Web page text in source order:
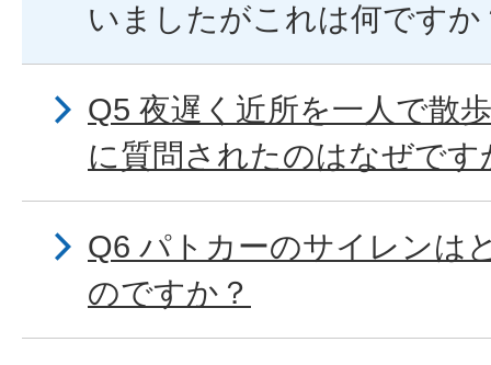
いましたがこれは何ですか
Q5 夜遅く近所を一人で散
に質問されたのはなぜです
Q6 パトカーのサイレンは
のですか？